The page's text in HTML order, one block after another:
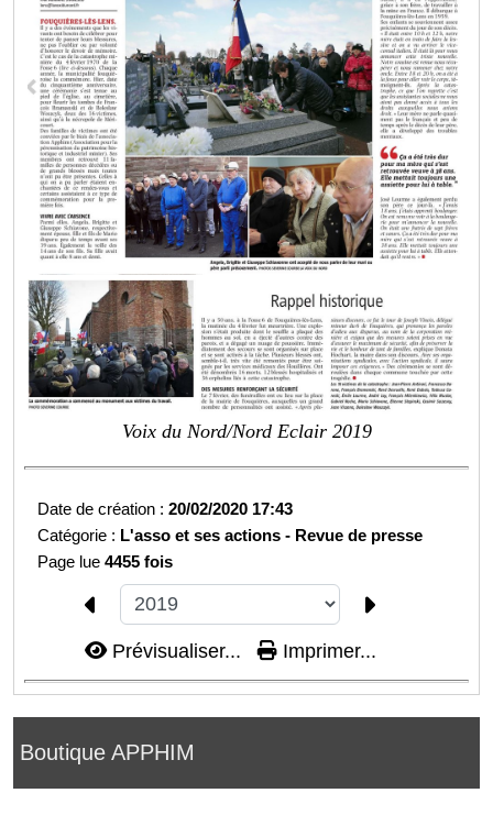
Boutique APPHIM
Voix du Nord/Nord Eclair 2019
Date de création :20/02/2020 17:43
Catégorie : L'asso et ses actions - Revue de presse
Page lue4455 fois
Prévisualiser... Imprimer...